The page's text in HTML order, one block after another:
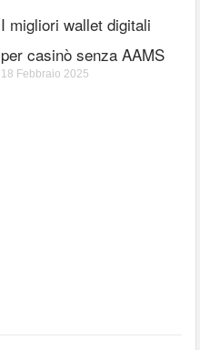
I migliori wallet digitali
per casinò senza AAMS
18 Febbraio 2025